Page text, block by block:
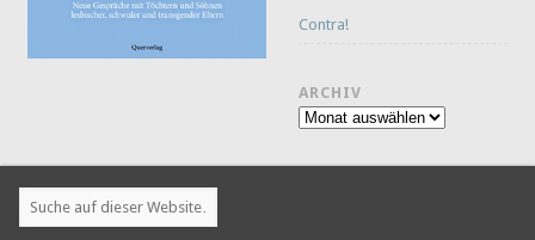
Contra!
ARCHIV
Archiv